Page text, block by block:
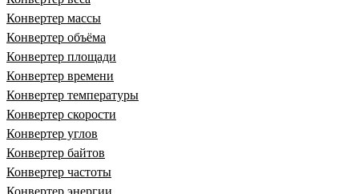
Конвертер массы
Конвертер объёма
Конвертер площади
Конвертер времени
Конвертер температуры
Конвертер скорости
Конвертер углов
Конвертер байтов
Конвертер частоты
Конвертер энергии